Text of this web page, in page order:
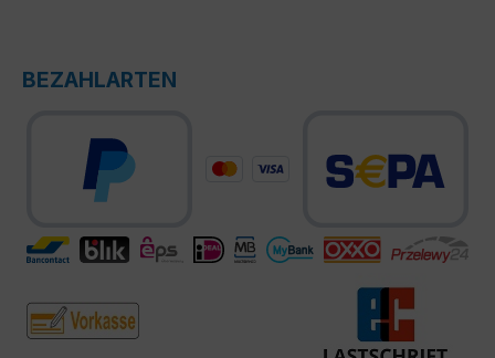
BEZAHLARTEN